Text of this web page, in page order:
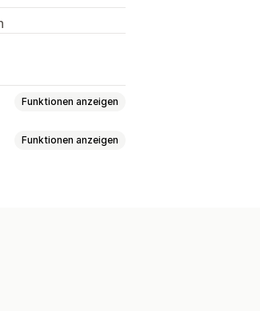
Funktionen anzeigen
Funktionen anzeigen